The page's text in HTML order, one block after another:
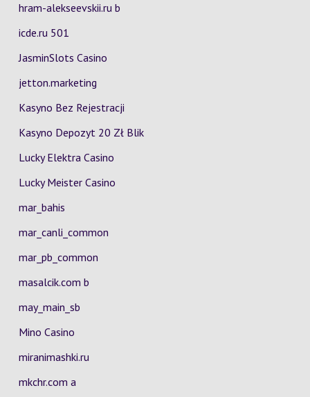
hram-alekseevskii.ru b
icde.ru 501
JasminSlots Casino
jetton.marketing
Kasyno Bez Rejestracji
Kasyno Depozyt 20 Zł Blik
Lucky Elektra Casino
Lucky Meister Casino
mar_bahis
mar_canli_common
mar_pb_common
masalcik.com b
may_main_sb
Mino Casino
miranimashki.ru
mkchr.com a